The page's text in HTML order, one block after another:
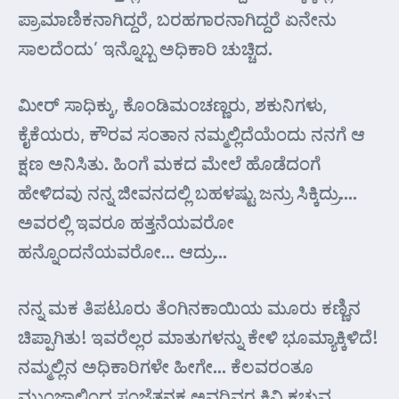
ಪ್ರಾಮಾಣಿಕನಾಗಿದ್ದರೆ, ಬರಹಗಾರನಾಗಿದ್ದರೆ ಏನೇನು
ಸಾಲದೆಂದು’ ಇನ್ನೊಬ್ಬ ಅಧಿಕಾರಿ ಚುಚ್ಚಿದ.
ಮೀರ್ ಸಾಧಿಕ್ಕು, ಕೊಂಡಿಮಂಚಣ್ಣರು, ಶಕುನಿಗಳು,
ಕೈಕೆಯರು, ಕೌರವ ಸಂತಾನ ನಮ್ಮಲ್ಲಿದೆಯೆಂದು ನನಗೆ ಆ
ಕ್ಷಣ ಅನಿಸಿತು. ಹಿಂಗೆ ಮಕದ ಮೇಲೆ ಹೊಡೆದಂಗೆ
ಹೇಳಿದವು ನನ್ನ ಜೀವನದಲ್ಲಿ ಬಹಳಷ್ಟು ಜನ್ರು ಸಿಕ್ಕಿದ್ರು….
ಅವರಲ್ಲಿ ಇವರೂ ಹತ್ತನೆಯವರೋ
ಹನ್ನೊಂದನೆಯವರೋ… ಆದ್ರು…
ನನ್ನ ಮಕ ತಿಪಟೂರು ತೆಂಗಿನಕಾಯಿಯ ಮೂರು ಕಣ್ಣಿನ
ಚಿಪ್ಪಾಗಿತು! ಇವರೆಲ್ಲರ ಮಾತುಗಳನ್ನು ಕೇಳಿ ಭೂಮ್ಯಾಕ್ಕಿಳಿದೆ!
ನಮ್ಮಲ್ಲಿನ ಅಧಿಕಾರಿಗಳೇ ಹೀಗೇ… ಕೆಲವರಂತೂ